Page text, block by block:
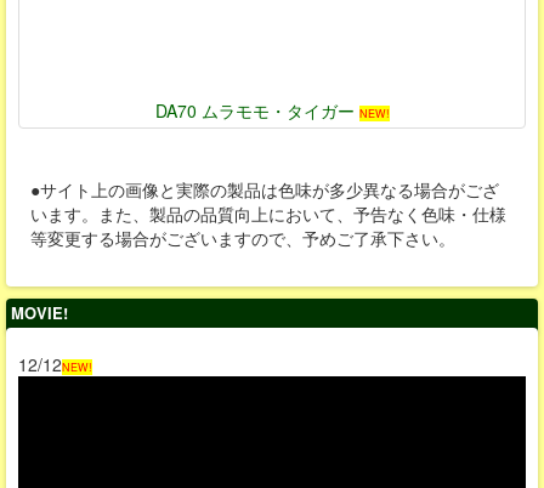
DA70 ムラモモ・タイガー NEW!
●サイト上の画像と実際の製品は色味が多少異なる場合がござ
います。また、製品の品質向上において、予告なく色味・仕様
等変更する場合がございますので、予めご了承下さい。
MOVIE!
12/12NEW!